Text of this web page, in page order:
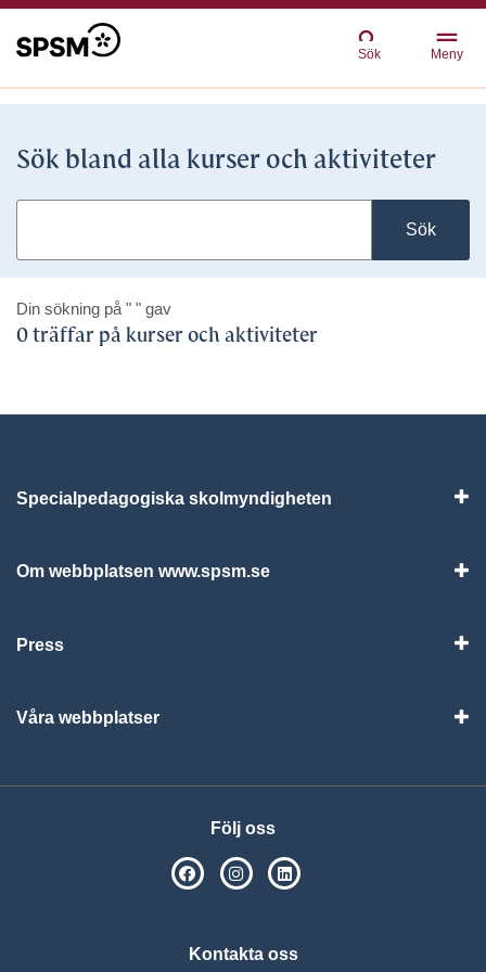
Sök Meny
Sök bland alla kurser och aktiviteter
Sök
Din sökning på " " gav
0 träffar på kurser och aktiviteter
Specialpedagogiska skolmyndigheten
Om webbplatsen www.spsm.se
Press
Våra webbplatser
Följ oss
SPSM på Facebook
SPSM på Instagram
Kontakta oss